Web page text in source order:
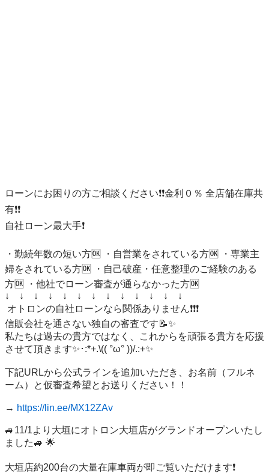
ローンにお困りの方ご相談ください❗️❗️金利０％ 全店舗在庫共
有❗️❗️
自社ローン最大手❗️
・勤続年数の短い方🆗 ・自営業をされている方🆗 ・専業主
婦をされている方🆗 ・自己破産・任意整理のご経験のある
方🆗 ・他社でローン審査が通らなかった方🆗
↓　↓　↓　↓　↓　↓　↓　↓　↓　↓　↓　↓　↓
信販会社を通さない独自の審査です📝✨
私たちは過去の貴方ではなく、これからを頑張る貴方を応援
させて頂きます✨･:*+.\(( °ω° ))/.:+✨
下記URLから公式ラインを追加いただき、お名前（フルネ
ーム）と仮審査希望とお送りください！！
→ https://lin.ee/MX12ZAv
🚙11/1より大垣にオトロン大垣店がグランドオープンいたし
ました🚙 🌟
大垣店約200台の大量在庫車両が即ご覧いただけます❗️